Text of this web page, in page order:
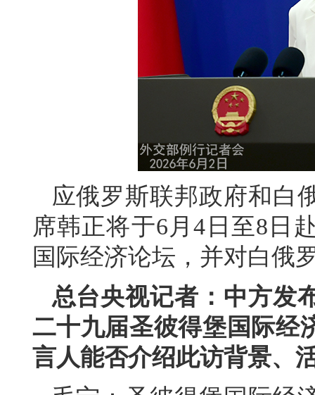
应俄罗斯联邦政府和白
席韩正将于6月4日至8日
国际经济论坛，并对白俄
总台央视记者：中方发
二十九届圣彼得堡国际经
言人能否介绍此访背景、